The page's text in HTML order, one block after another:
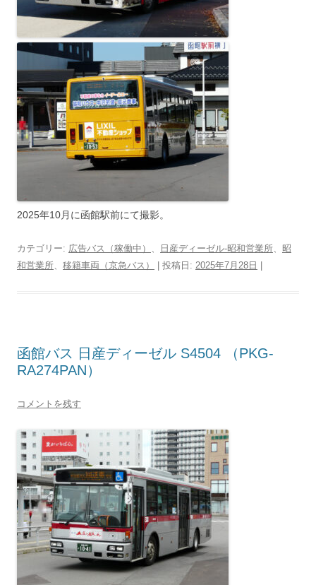
2025年10月に函館駅前にて撮影。
カテゴリー: 広告バス（稼働中） 日産ディーゼル-昭和営業所
昭
和営業所
移籍車両（京急バス） | 投稿日: 2025年7月28日
函館バス 日産ディーゼル S4504 （PKG-
RA274PAN）
コメントを残す